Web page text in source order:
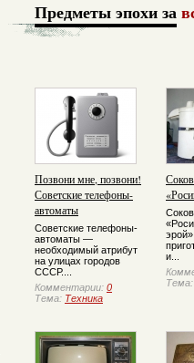
Предметы эпохи за
Позвони мне, позвони!
Советские телефоны-
автоматы
Советские телефоны-
автоматы —
необходимый атрибут
на улицах городов
СССР....
Комментарии: 0
Тема: Техника
и...